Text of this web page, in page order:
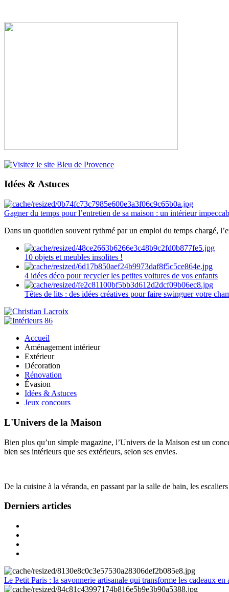
Idées & Astuces
Gagner du temps pour l’entretien de sa maison : un intérieur
Dans un quotidien souvent rythmé par un emploi du temps chargé,
10 objets et meubles insolites !
4 idées déco pour recycler les petites voitures de vos enfants
Têtes de lits : des idées créatives pour faire swinguer votre
Accueil
Aménagement intérieur
Extérieur
Décoration
Rénovation
Évasion
Idées & Astuces
Jeux concours
L'Univers de la Maison
Bien plus qu’un simple magazine, l’Univers de la Maison est un
bien ses intérieurs que ses extérieurs, selon ses envies.
De la cuisine à la véranda, en passant par la salle de bain, les
Derniers articles
Le Petit Paris : la savonnerie artisanale qui transforme les cadeaux en